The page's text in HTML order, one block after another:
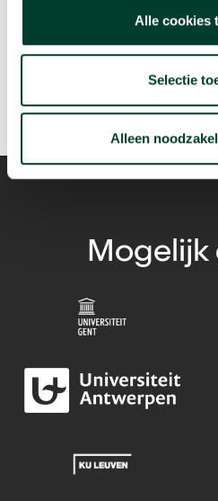
Alle cookies
Selectie
Alleen
Mogelijk